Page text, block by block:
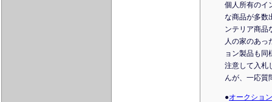
個人所有のイ
な商品が多数
ンテリア商品
人の家のあっ
ョン製品も
注意して入札
んが、一応質
●オークショ